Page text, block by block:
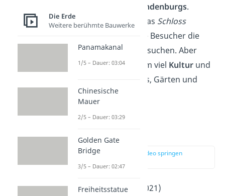
Brandenburgs.
Besonders beliebt ist das Schloss
, für das viele Besucher die
norddeutsche Stadt besuchen. Aber
auch sonst hat Potsdam viel Kultur und
atemberaubende Parks, Gärten und
Seen zu bieten.
Saarbrücken
zur Stelle im Video springen
Einwohner: 182.000 (2021)
Die Erde
Weitere berühmte Bauwerke
Panamakanal
1/5 – Dauer: 03:04
Chinesische
Mauer
2/5 – Dauer: 03:29
Golden Gate
Bridge
3/5 – Dauer: 02:47
Freiheitsstatue